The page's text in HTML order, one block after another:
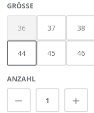
GRÖSSE AUSWÄHLEN
36
(Diese Option ist zurzeit
37 38
44 45 46
ANZAHL
Produkt